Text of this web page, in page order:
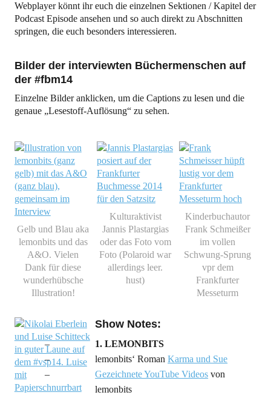
Webplayer könnt ihr euch die einzelnen Sektionen / Kapitel der
Podcast Episode ansehen und so auch direkt zu Abschnitten
springen, die euch besonders interessieren.
Bilder der interviewten Büchermenschen auf
der #fbm14
Einzelne Bilder anklicken, um die Captions zu lesen und die
genaue „Lesestoff-Auflösung“ zu sehen.
Gelb und Blau aka
lemonbits und das
A&O. Vielen
Dank für diese
wunderhübsche
Illustration!
Kulturaktivist
Jannis Plastargias
oder das Foto vom
Foto (Polaroid war
allerdings leer.
hust)
Kinderbuchautor
Frank Schmeißer
im vollen
Schwung-Sprung
vpr dem
Frankfurter
Messeturm
Show Notes:
1. LEMONBITS
lemonbits‘ RomanKarma und Sue
Gezeichnete YouTube Videos von
lemonbits